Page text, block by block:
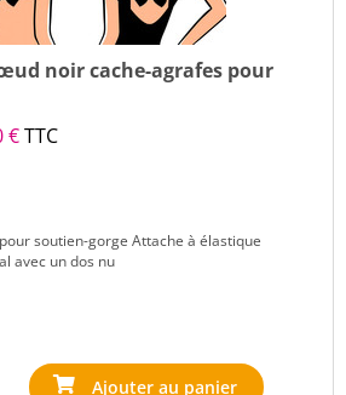
noir cache-agrafes pour
€TTC
soutien-gorge Attache à élastique
avec un dos nu
Ajouter au panier